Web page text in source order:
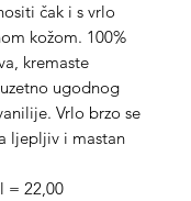
čak i s vrlo
kožom. 100%
kremaste
ugodnog
Vrlo brzo se
ljepljiv i mastan
= 22,00